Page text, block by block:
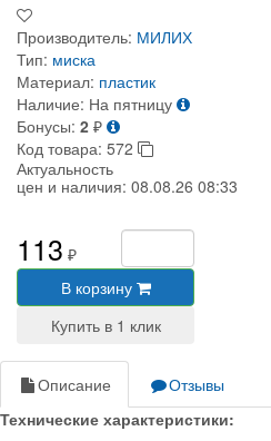
Производитель: МИЛИХ
Тип: миска
Материал: пластик
Наличие: На пятницу
Бонусы: 2 ₽
Код товара: 572
Актуальность
цен и наличия: 08.08.26 08:33
113 ₽
В корзину
Описание
Отзывы
Технические характеристики: